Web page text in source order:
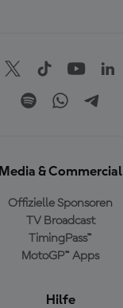
Media & Commercial
Offizielle Sponsoren
TV Broadcast
TimingPass™
MotoGP™ Apps
Hilfe